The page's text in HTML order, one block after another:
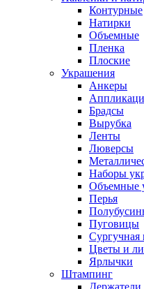
Контурные
Натирки
Объемные
Пленка
Плоские
Украшения
Анкеры
Брадсы
Вырубка
Ленты
Люверсы
Наборы
Объемные
Перья
Пуговицы
Сургучная
Цветы и
Ярлычки
Штампинг